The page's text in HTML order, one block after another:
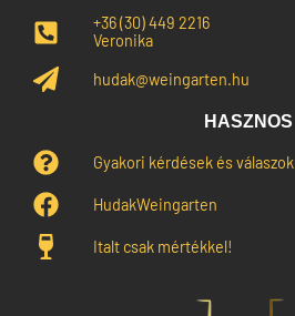
+36 (30) 449 2216
Veronika
hudak@weingarten.hu
HASZNOS
Gyakori kérdések és válaszok
HudakWeingarten
Italt csak mértékkel!